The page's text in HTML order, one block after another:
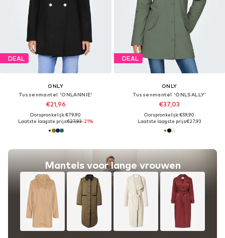
DEAL
ONLY
Tussenmantel 'ONLANNIE'
€21,96
Oorspronkelijk: €79,90
Laatste laagste prijs:€27,93-21%
Mantels voor lange vrouwen
DEAL
ONLY
Tussenmantel 'ONLSALLY'
€37,03
Oorspronkelijk: €59,90
Laatste laagste prijs:€27,93